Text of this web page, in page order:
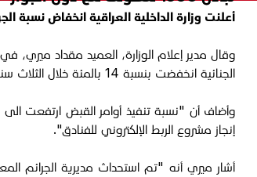
أعلنت وزارة الداخلية العراقية انخفاض نسبة الجرائم الإرهابية في مدن
الجنائية انخفضت بنسبة 14 بالمئة خلال الثلاث سنوات الماضية".
إنجاز مشروع الربط الإلكتروني للفنادق".
أشار ميري أنه "تم استحداث مديرية الجرائم